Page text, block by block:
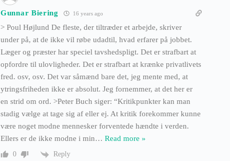
Gunnar Biering 16 years ago
> Poul Højlund De fleste, der tiltræder et arbejde, skriver
under på, at de ikke vil røbe udadtil, hvad erfarer på jobbet.
Læger og præster har speciel tavshedspligt. Det er strafbart at
opfordre til ulovligheder. Det er strafbart at krænke privatlivets
fred. osv, osv. Det var såmænd bare det, jeg mente med, at
ytringsfriheden ikke er absolut. Jeg fornemmer, at det her er
en strid om ord. >Peter Buch siger: “Kritikpunkter kan man
stadig vælge at tage sig af eller ej. At kritik forekommer kunne
være noget modne mennesker forventede hændte i verden.
Ellers er de ikke modne i min… Read more »
0 Reply